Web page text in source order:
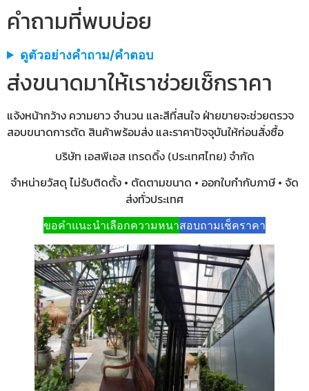
คำถามที่พบบ่อย
ดูตัวอย่างคำถาม/คำตอบ
ส่งขนาดมาให้เราช่วยเช็กราคา
แจ้งหน้ากว้าง ความยาว จำนวน และสีที่สนใจ ฝ่ายขายจะช่วยตรวจ
สอบขนาดการตัด สินค้าพร้อมส่ง และราคาปัจจุบันให้ก่อนสั่งซื้อ
บริษัท เอสพีเอส เทรดดิ้ง (ประเทศไทย) จำกัด
จำหน่ายวัสดุ ไม่รับติดตั้ง • ตัดตามขนาด • ออกใบกำกับภาษี • จัด
ส่งทั่วประเทศ
ขอคำแนะนำเลือกความหนาสอบถามเช็คราคา